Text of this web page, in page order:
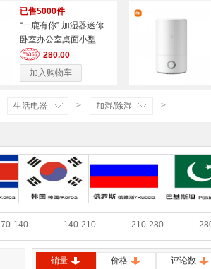
已售5000件
“一鹿有你” 加湿器迷你
卧室办公室桌面小型家
用空气加湿器
280.00
加入购物车
生活电器 > 加湿/除湿 >
韩国 俄罗斯 巴基斯坦
70-140 140-210 210-280
销量 价格 评论数